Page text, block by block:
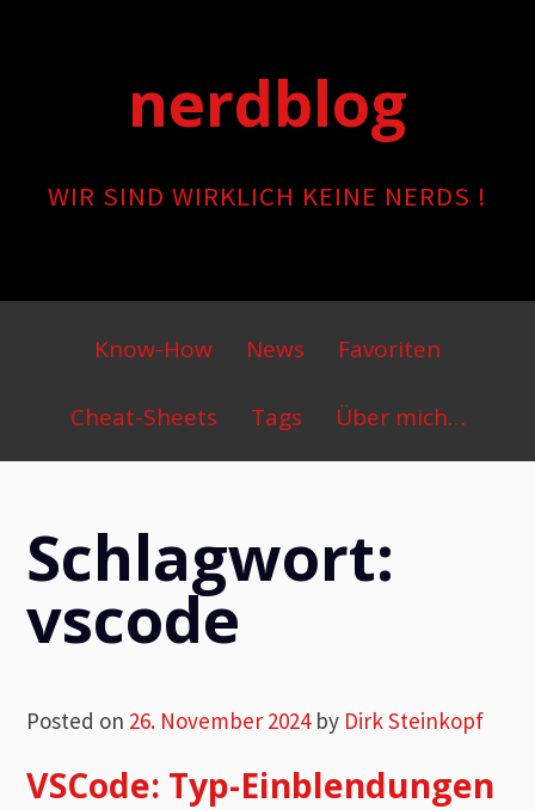
nerdblog
WIR SIND WIRKLICH KEINE NERDS !
Primary
Menu
Know-How News Favoriten
Cheat-Sheets Tags Über mich…
Schlagwort:
vscode
Posted on 26. November 2024by Dirk Steinkopf
VSCode: Typ-Einblendungen